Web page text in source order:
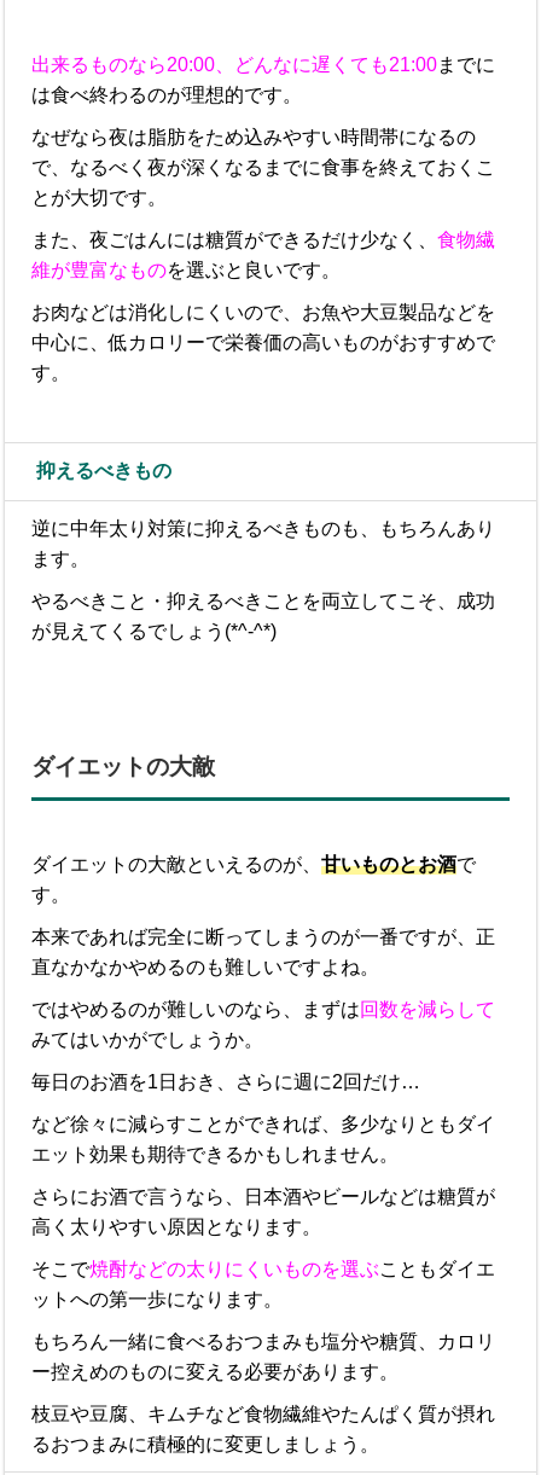
出来るものなら20:00、どんなに遅くても21:00までに
は食べ終わるのが理想的です。
なぜなら夜は脂肪をため込みやすい時間帯になるの
で、なるべく夜が深くなるまでに食事を終えておくこ
とが大切です。
また、夜ごはんには糖質ができるだけ少なく、食物繊
維が豊富なものを選ぶと良いです。
お肉などは消化しにくいので、お魚や大豆製品などを
中心に、低カロリーで栄養価の高いものがおすすめで
す。
抑えるべきもの
逆に中年太り対策に抑えるべきものも、もちろんあり
ます。
やるべきこと・抑えるべきことを両立してこそ、成功
が見えてくるでしょう(*^-^*)
ダイエットの大敵
ダイエットの大敵といえるのが、甘いものとお酒で
す。
本来であれば完全に断ってしまうのが一番ですが、正
直なかなかやめるのも難しいですよね。
ではやめるのが難しいのなら、まずは回数を減らして
みてはいかがでしょうか。
毎日のお酒を1日おき、さらに週に2回だけ…
など徐々に減らすことができれば、多少なりともダイ
エット効果も期待できるかもしれません。
さらにお酒で言うなら、日本酒やビールなどは糖質が
高く太りやすい原因となります。
そこで焼酎などの太りにくいものを選ぶこともダイエ
ットへの第一歩になります。
もちろん一緒に食べるおつまみも塩分や糖質、カロリ
ー控えめのものに変える必要があります。
枝豆や豆腐、キムチなど食物繊維やたんぱく質が摂れ
るおつまみに積極的に変更しましょう。